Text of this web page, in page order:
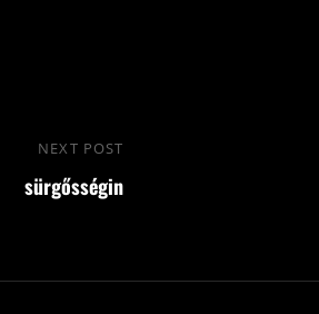
Post
NEXT POST
sürgősségin